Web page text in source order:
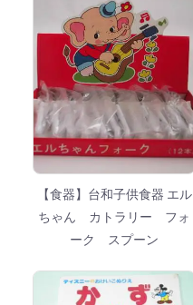
【食器】台和子供食器 エル
ちゃん カトラリー フォ
ーク スプーン